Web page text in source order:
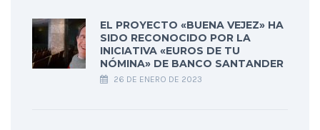
EL PROYECTO «BUENA VEJEZ» HA
SIDO RECONOCIDO POR LA
INICIATIVA «EUROS DE TU
NÓMINA» DE BANCO SANTANDER
26 DE ENERO DE 2023